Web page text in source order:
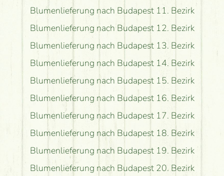
Blumenlieferung nach Budapest 11. Bezirk
Blumenlieferung nach Budapest 12. Bezirk
Blumenlieferung nach Budapest 13. Bezirk
Blumenlieferung nach Budapest 14. Bezirk
Blumenlieferung nach Budapest 15. Bezirk
Blumenlieferung nach Budapest 16. Bezirk
Blumenlieferung nach Budapest 17. Bezirk
Blumenlieferung nach Budapest 18. Bezirk
Blumenlieferung nach Budapest 19. Bezirk
Blumenlieferung nach Budapest 20. Bezirk